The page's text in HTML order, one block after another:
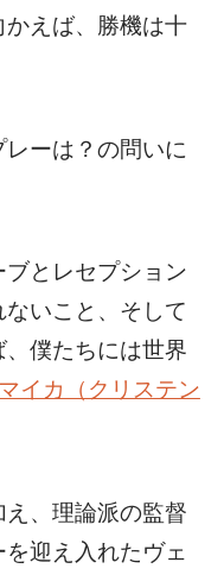
かえば、勝機は十
ーは？の問いに
ブとレセプション
いこと、そして
僕たちには世界
マイカ（クリステン
、理論派の監督
迎え入れたヴェ